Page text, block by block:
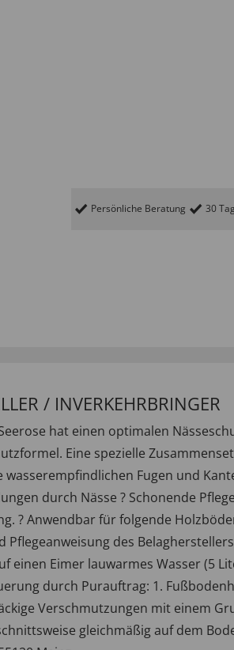
Persönliche Beratung 30
/ INVERKEHRBRINGER
hat einen optimalen
Eine spezielle
Fugen und
durch Nässe ? Schonende
? Anwendbar für folgende
des
einen Eimer lauwarmes Wasser (5
durch Purauftrag: 1.
Verschmutzungen mit einem
gleichmäßig auf dem